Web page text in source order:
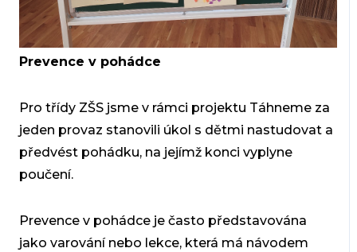
Prevence v pohádce
Pro třídy ZŠS jsme v rámci projektu Táhneme za
jeden provaz stanovili úkol s dětmi nastudovat a
předvést pohádku, na jejímž konci vyplyne
poučení.
Prevence v pohádce je často představována
jako varování nebo lekce, která má návodem